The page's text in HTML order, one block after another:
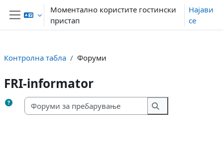
Оди до главна содржина
Страничен панел
Моментално користите гостински
пристап
Најави
се
Контролна табла Форуми
FRI-informator
Форуми за
Форуми за